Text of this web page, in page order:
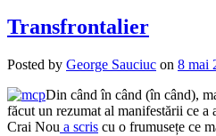
Transfrontalier
Posted by George Sauciuc on 8 mai
Din când în când (în când),
făcut un rezumat al manifestării ce a
Crai Nou a scris cu o frumusețe ce